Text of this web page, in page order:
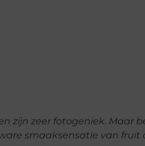
zijn zeer fotogeniek. Maar
smaaksensatie van